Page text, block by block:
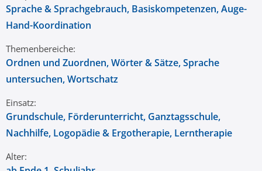
Sprache & Sprachgebrauch, Basiskompetenzen, Auge-
Hand-Koordination
Themenbereiche:
Ordnen und Zuordnen, Wörter & Sätze, Sprache
untersuchen, Wortschatz
Einsatz:
Grundschule, Förderunterricht, Ganztagsschule,
Nachhilfe, Logopädie & Ergotherapie, Lerntherapie
Alter: